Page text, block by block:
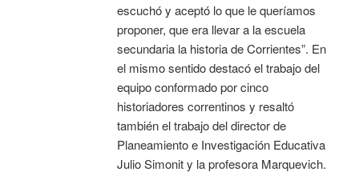
escuchó y aceptó lo que le queríamos
proponer, que era llevar a la escuela
secundaria la historia de Corrientes”. En
el mismo sentido destacó el trabajo del
equipo conformado por cinco
historiadores correntinos y resaltó
también el trabajo del director de
Planeamiento e Investigación Educativa
Julio Simonit y la profesora Marquevich.